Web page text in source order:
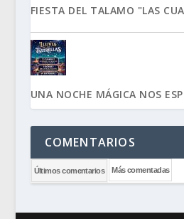
FIESTA DEL TALAMO "LAS
UNA NOCHE MÁGICA NOS
COMENTARIOS
Últimos comentarios Más comentadas